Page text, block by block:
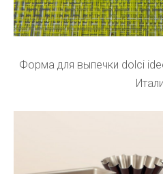
Форма для выпечки dolci